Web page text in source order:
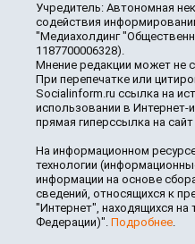
Учредитель: Автономная
содействия
"Медиахолдинг
1187700006328).
Мнение редакции может не
При перепечатке или
Socialinform.ru ссылка на
использовании в Интернет-
прямая гиперссылка на
На информационном
технологии
информации на основе
сведений, относящихся к
"Интернет", находящихся на
Федерации)". Подробнее.